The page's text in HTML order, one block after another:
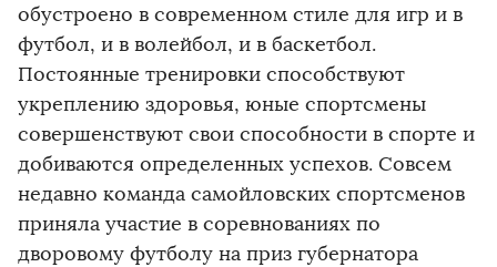
обустроено в современном стиле для игр и в
футбол, и в волейбол, и в баскетбол.
Постоянные тренировки способствуют
укреплению здоровья, юные спортсмены
совершенствуют свои способности в спорте и
добиваются определенных успехов. Совсем
недавно команда самойловских спортсменов
приняла участие в соревнованиях по
дворовому футболу на приз губернатора